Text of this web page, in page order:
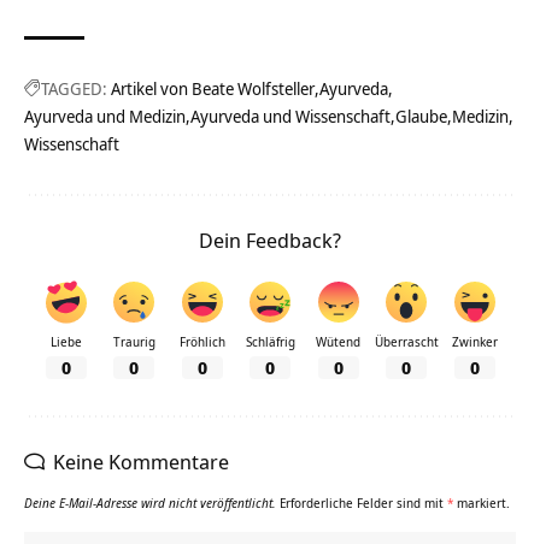
TAGGED: Artikel von Beate Wolfsteller Ayurveda
Ayurveda und Medizin Ayurveda und Wissenschaft Glaube Medizin
Wissenschaft
Dein Feedback?
Liebe
0
Traurig
0
Fröhlich
0
Schläfrig
0
Wütend
0
Überrascht
0
Zwinker
0
Keine Kommentare
Deine E-Mail-Adresse wird nicht veröffentlicht. Erforderliche Felder sind mit * markiert.